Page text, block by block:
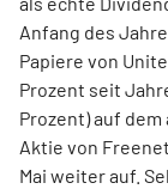
Anfang des
Papiere von
Prozent seit
Prozent) auf
Aktie von
Mai weiter auf.